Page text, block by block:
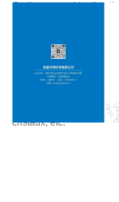
Outils : ensemble
d'azote liquide CX100,
CX100, Dewar en
manipulation à basse
Instruments : station de
protéines, station de
sélection, incubateur de
protéines, microscope
cristaux, etc.